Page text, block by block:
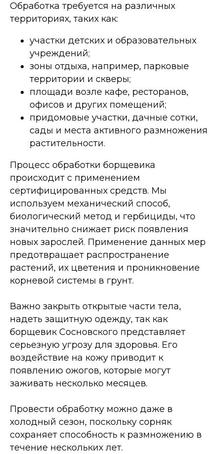
Обработка требуется на различных
территориях, таких как:
участки детских и образовательных
учреждений;
зоны отдыха, например, парковые
территории и скверы;
площади возле кафе, ресторанов,
офисов и других помещений;
придомовые участки, дачные сотки,
сады и места активного размножения
растительности.
Процесс обработки борщевика
происходит с применением
сертифицированных средств. Мы
используем механический способ,
биологический метод и гербициды, что
значительно снижает риск появления
новых зарослей. Применение данных мер
предотвращает распространение
растений, их цветения и проникновение
корневой системы в грунт.
Важно закрыть открытые части тела,
надеть защитную одежду, так как
борщевик Сосновского представляет
серьезную угрозу для здоровья. Его
воздействие на кожу приводит к
появлению ожогов, которые могут
заживать несколько месяцев.
Провести обработку можно даже в
холодный сезон, поскольку сорняк
сохраняет способность к размножению в
течение нескольких лет.